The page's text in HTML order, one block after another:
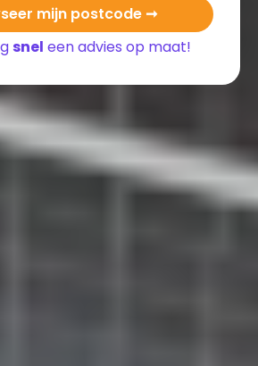
mijn postcode ➞
snel een advies op maat!